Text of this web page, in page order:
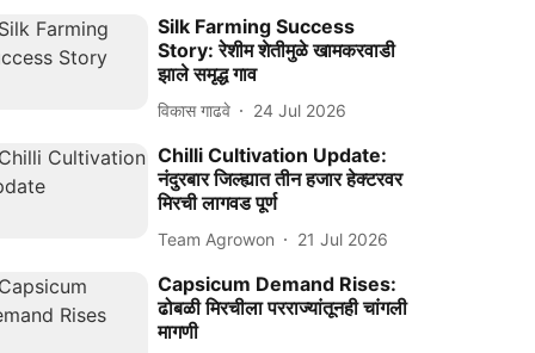
Silk Farming Success
Story: रेशीम शेतीमुळे खामकरवाडी
झाले समृद्ध गाव
विकास गाढवे 24 Jul 2026
Chilli Cultivation Update:
नंदुरबार जिल्ह्यात तीन हजार हेक्टरवर
मिरची लागवड पूर्ण
Team Agrowon 21 Jul 2026
Capsicum Demand Rises:
ढोबळी मिरचीला परराज्यांतूनही चांगली
मागणी